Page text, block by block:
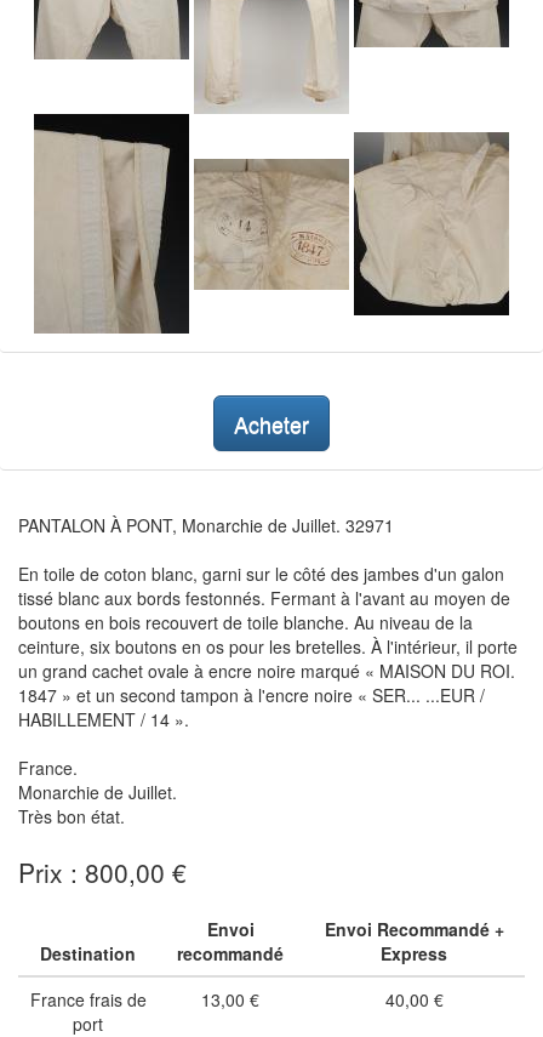
Acheter
PANTALON À PONT, Monarchie de Juillet. 32971
En toile de coton blanc, garni sur le côté des jambes d'un galon
tissé blanc aux bords festonnés. Fermant à l'avant au moyen de
boutons en bois recouvert de toile blanche. Au niveau de la
ceinture, six boutons en os pour les bretelles. À l'intérieur, il porte
un grand cachet ovale à encre noire marqué « MAISON DU ROI.
1847 » et un second tampon à l'encre noire « SER... ...EUR /
HABILLEMENT / 14 ».
France.
Monarchie de Juillet.
Très bon état.
Prix : 800,00 €
Destination
Envoi
recommandé
Envoi Recommandé +
Express
France frais de
port
13,00 € 40,00 €